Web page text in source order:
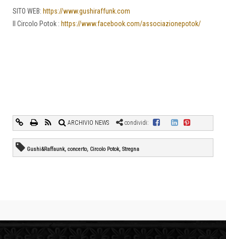
SITO WEB: https://www.gushiraffunk.com
Il Circolo Potok : https://www.facebook.com/associazionepotok/
ARCHIVIO NEWS condividi:
Gushi&Raffaunk, concerto, Circolo Potok, Stregna